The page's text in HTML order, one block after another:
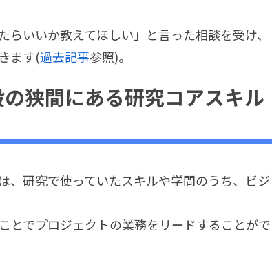
らいいか教えてほしい」と言った相談を受け、
ます(過去記事参照)。
狭間にある研究コアスキル
、研究で使っていたスキルや学問のうち、ビジ
とでプロジェクトの業務をリードすることがで